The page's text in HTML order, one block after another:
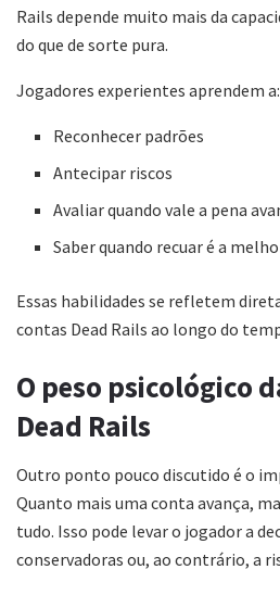
Rails depende muito mais da
do que de sorte pura.
Jogadores experientes aprendem a:
Reconhecer padrões
Antecipar riscos
Avaliar quando vale a pena
Saber quando recuar é a
Essas habilidades se refletem
contas Dead Rails ao longo do
O peso psicológico
Dead Rails
Outro ponto pouco discutido é o
Quanto mais uma conta avança,
tudo. Isso pode levar o jogador a
conservadoras ou, ao contrário, a